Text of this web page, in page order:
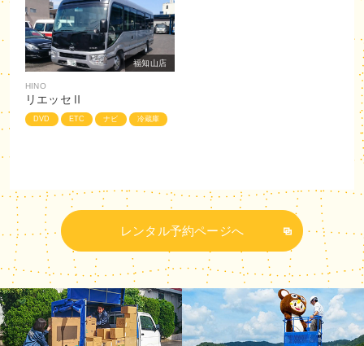
福知山店
HINO
リエッセⅡ
DVD ETC ナビ 冷蔵庫
レンタル予約ページへ